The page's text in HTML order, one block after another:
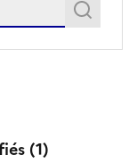
(1)